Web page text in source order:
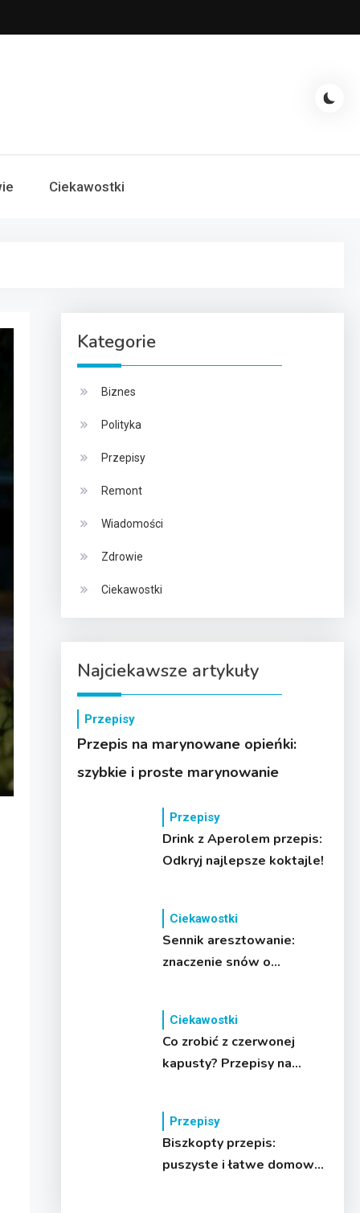
Ciekawostki
Kategorie
Biznes
Polityka
Przepisy
Remont
Wiadomości
Zdrowie
Ciekawostki
Najciekawsze artykuły
Przepisy
Przepis na marynowane opieńki:
szybkie i proste marynowanie
Przepisy
Drink z Aperolem przepis:
Odkryj najlepsze koktajle!
Ciekawostki
Sennik aresztowanie:
znaczenie snów o
Ciekawostki
Co zrobić z czerwonej
kapusty? Przepisy na
Przepisy
Biszkopty przepis:
puszyste i łatwe domowe